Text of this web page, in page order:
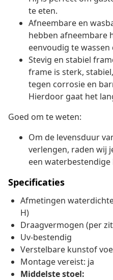
te eten.
Afneembare en
hebben afneembare
eenvoudig te
Stevig en stabiel
frame is sterk,
tegen corrosie en
Hierdoor gaat het
Goed om te weten:
Om de levensduur
verlengen, raden wij
een
Specificaties
Afmetingen waterdichte
H)
Draagvermogen (per
Uv-bestendig
Verstelbare kunstof
Montage vereist: ja
Middelste stoel: